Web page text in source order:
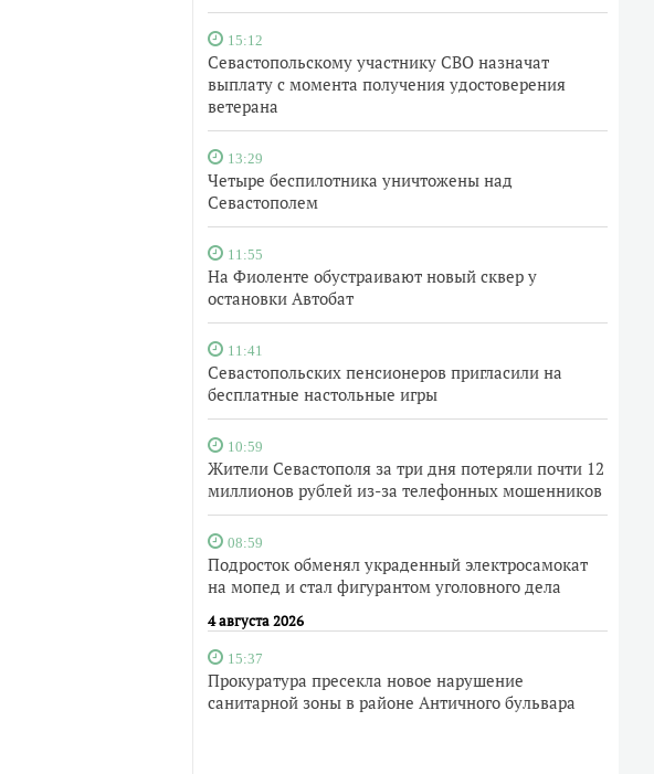
15:12
Севастопольскому участнику СВО назначат
выплату с момента получения удостоверения
ветерана
13:29
Четыре беспилотника уничтожены над
Севастополем
11:55
На Фиоленте обустраивают новый сквер у
остановки Автобат
11:41
Севастопольских пенсионеров пригласили на
бесплатные настольные игры
10:59
Жители Севастополя за три дня потеряли почти 12
миллионов рублей из-за телефонных мошенников
08:59
Подросток обменял украденный электросамокат
на мопед и стал фигурантом уголовного дела
4 августа 2026
15:37
Прокуратура пресекла новое нарушение
санитарной зоны в районе Античного бульвара